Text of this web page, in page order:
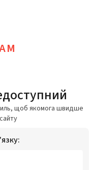
щоб якомога швидше